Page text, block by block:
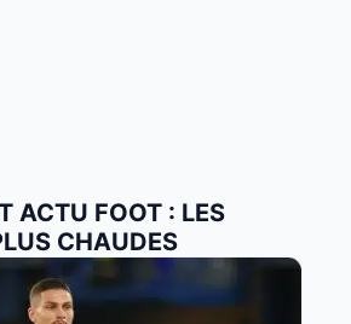
ACTU FOOT : LES
CHAUDES